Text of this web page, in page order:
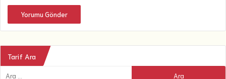
Yorumu Gönder
Tarif Ara